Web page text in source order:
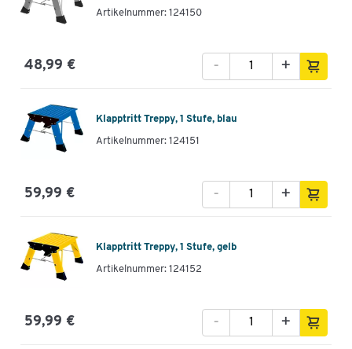
Artikelnummer: 124150
48,99 € +
-
Klapptritt Treppy, 1 Stufe, blau
Artikelnummer: 124151
59,99 € +
-
Klapptritt Treppy, 1 Stufe, gelb
Artikelnummer: 124152
59,99 € +
-